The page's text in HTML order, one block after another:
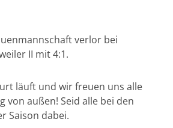
verlor bei
II mit 4:1.
läuft und wir freuen uns alle
von außen! Seid alle bei den
Saison dabei.